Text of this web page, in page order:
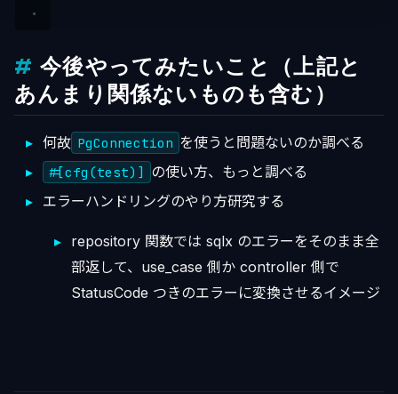
今後やってみたいこと（上記と
あんまり関係ないものも含む）
何故 PgConnection を使うと問題ないのか調べる
#[cfg(test)] の使い方、もっと調べる
エラーハンドリングのやり方研究する
repository 関数では sqlx のエラーをそのまま全
部返して、use_case 側か controller 側で
StatusCode つきのエラーに変換させるイメージ